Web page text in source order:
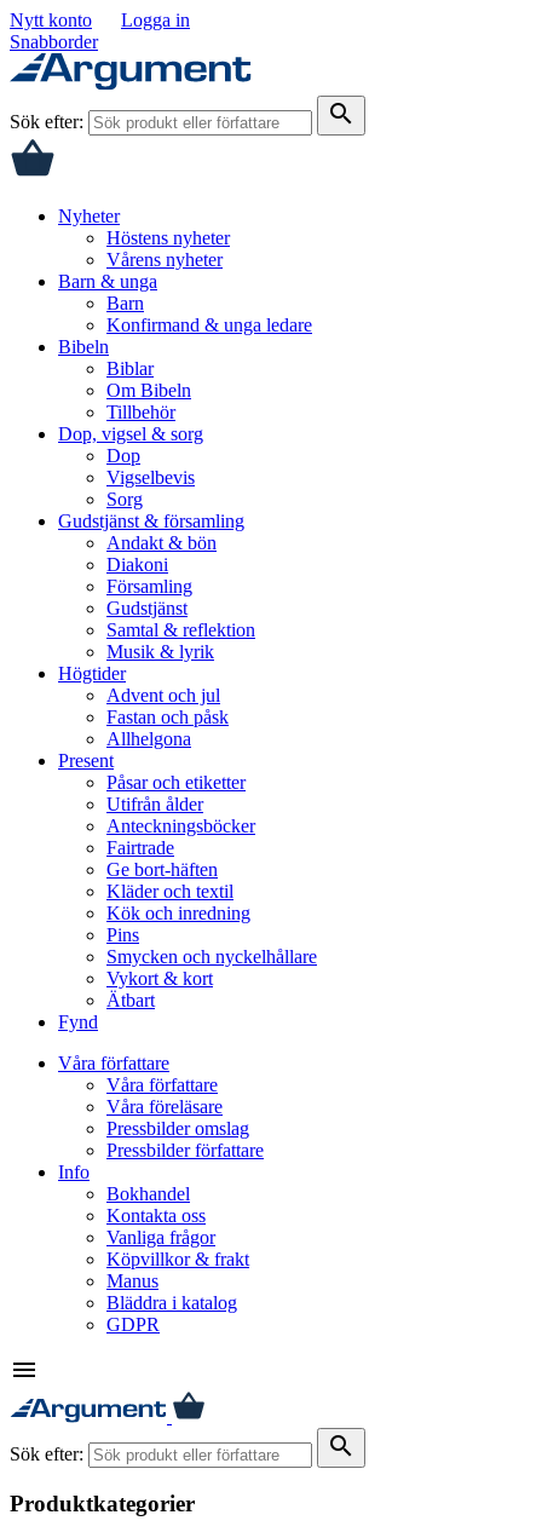
Nytt konto
Logga in
Snabborder
Sök efter: search
Nyheter
Höstens nyheter
Vårens nyheter
Barn & unga
Barn
Konfirmand & unga ledare
Bibeln
Biblar
Om Bibeln
Tillbehör
Dop, vigsel & sorg
Dop
Vigselbevis
Sorg
Gudstjänst & församling
Andakt & bön
Diakoni
Församling
Gudstjänst
Samtal & reflektion
Musik & lyrik
Högtider
Advent och jul
Fastan och påsk
Allhelgona
Present
Påsar och etiketter
Utifrån ålder
Anteckningsböcker
Fairtrade
Ge bort-häften
Kläder och textil
Kök och inredning
Pins
Smycken och nyckelhållare
Vykort & kort
Ätbart
Fynd
Våra författare
Våra författare
Våra föreläsare
Pressbilder omslag
Pressbilder författare
Info
Bokhandel
Kontakta oss
Vanliga frågor
Köpvillkor & frakt
Manus
Bläddra i katalog
GDPR
menu
Sök efter: search
Produktkategorier